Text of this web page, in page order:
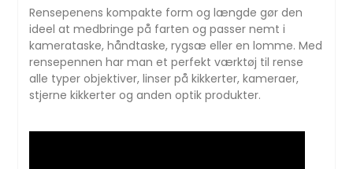
Rensepenens kompakte form og længde gør den
ideel at medbringe på farten og passer nemt i
kamerataske, håndtaske, rygsæ eller en lomme. Med
rensepennen har man et perfekt værktøj til rense
alle typer objektiver, linser på kikkerter, kameraer,
stjerne kikkerter og anden optik produkter.